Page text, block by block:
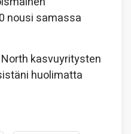
nousi samassa
kasvuyritysten
huolimatta